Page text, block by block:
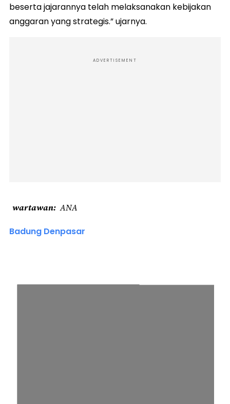
beserta jajarannya telah melaksanakan kebijakan
anggaran yang strategis.” ujarnya.
ADVERTISEMENT
wartawan ANA
Badung Denpasar